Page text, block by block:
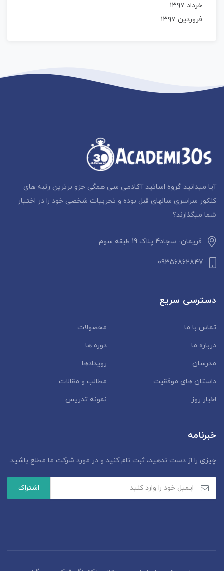
خرداد ۱۳۹۷
فروردین ۱۳۹۷
آیا میدانید گروه اساتید آکادمی سی همگی جزو برترین رتبه های
کنکور سراسری سالهای قبل بوده و تجربیات شخصی خود را در اختیار
شما میگذارند؟
فریمان- سجاد4 پلاک 19 طبقه سوم
09356862847
دسترسی سریع
تماس با ما
محصولات
درباره ما
دوره ها
مدرسان
رویدادها
داستان‌ های موفقیت
مطالب و مقالات
اخبار روز
نمونه تدریس
خبرنامه
چیزی را از دست ندهید، ثبت نام کنید و در مورد شرکت ما مطلع باشید.